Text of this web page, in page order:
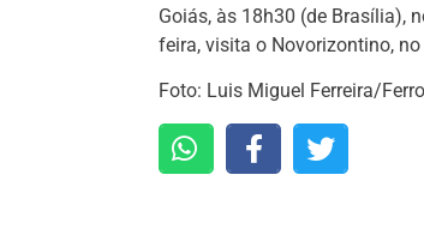
Goiás, às 18h30 (de Brasília),
feira, visita o Novorizontino,
Foto: Luis Miguel Ferreira/